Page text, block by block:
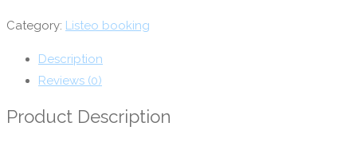
Category: Listeo booking
Description
Reviews (0)
Product Description